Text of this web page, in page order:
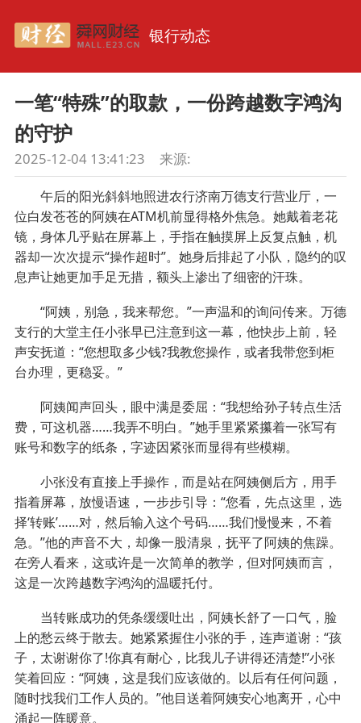
银行动态
一笔“特殊”的取款，一份跨越数字鸿沟
的守护
2025-12-04 13:41:23 来源:
午后的阳光斜斜地照进农行济南万德支行营业厅，一
位白发苍苍的阿姨在ATM机前显得格外焦急。她戴着老花
镜，身体几乎贴在屏幕上，手指在触摸屏上反复点触，机
器却一次次提示“操作超时”。她身后排起了小队，隐约的叹
息声让她更加手足无措，额头上渗出了细密的汗珠。
“阿姨，别急，我来帮您。”一声温和的询问传来。万德
支行的大堂主任小张早已注意到这一幕，他快步上前，轻
声安抚道：“您想取多少钱?我教您操作，或者我带您到柜
台办理，更稳妥。”
阿姨闻声回头，眼中满是委屈：“我想给孙子转点生活
费，可这机器……我弄不明白。”她手里紧紧攥着一张写有
账号和数字的纸条，字迹因紧张而显得有些模糊。
小张没有直接上手操作，而是站在阿姨侧后方，用手
指着屏幕，放慢语速，一步步引导：“您看，先点这里，选
择‘转账’……对，然后输入这个号码……我们慢慢来，不着
急。”他的声音不大，却像一股清泉，抚平了阿姨的焦躁。
在旁人看来，这或许是一次简单的教学，但对阿姨而言，
这是一次跨越数字鸿沟的温暖托付。
当转账成功的凭条缓缓吐出，阿姨长舒了一口气，脸
上的愁云终于散去。她紧紧握住小张的手，连声道谢：“孩
子，太谢谢你了!你真有耐心，比我儿子讲得还清楚!”小张
笑着回应：“阿姨，这是我们应该做的。以后有任何问题，
随时找我们工作人员的。”他目送着阿姨安心地离开，心中
涌起一阵暖意。